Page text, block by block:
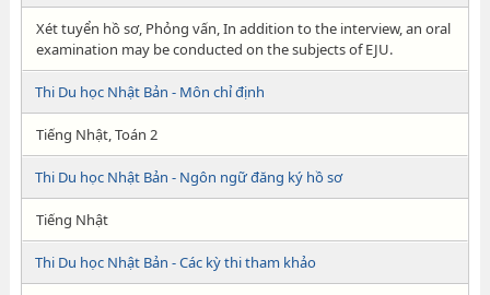
Xét tuyển hồ sơ, Phỏng vấn, In addition to the interview, an oral
examination may be conducted on the subjects of EJU.
Thi Du học Nhật Bản - Môn chỉ định
Tiếng Nhật, Toán 2
Thi Du học Nhật Bản - Ngôn ngữ đăng ký hồ sơ
Tiếng Nhật
Thi Du học Nhật Bản - Các kỳ thi tham khảo